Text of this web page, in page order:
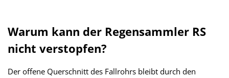
Warum kann der Regensammler RS
nicht verstopfen?
Der offene Querschnitt des Fallrohrs bleibt durch den